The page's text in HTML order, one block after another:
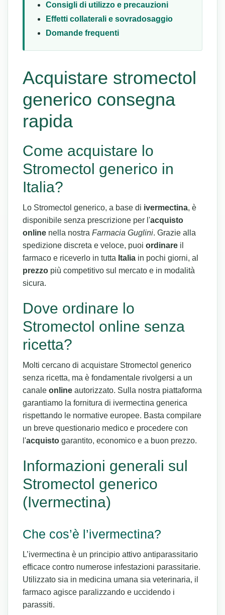
Consigli di utilizzo e precauzioni
Effetti collaterali e sovradosaggio
Domande frequenti
Acquistare stromectol
generico consegna
rapida
Come acquistare lo
Stromectol generico in
Italia?
Lo Stromectol generico, a base di ivermectina, è
disponibile senza prescrizione per l'acquisto
online nella nostra Farmacia Guglini. Grazie alla
spedizione discreta e veloce, puoi ordinare il
farmaco e riceverlo in tutta Italia in pochi giorni, al
prezzo più competitivo sul mercato e in modalità
sicura.
Dove ordinare lo
Stromectol online senza
ricetta?
Molti cercano di acquistare Stromectol generico
senza ricetta, ma è fondamentale rivolgersi a un
canale online autorizzato. Sulla nostra piattaforma
garantiamo la fornitura di ivermectina generica
rispettando le normative europee. Basta compilare
un breve questionario medico e procedere con
l'acquisto garantito, economico e a buon prezzo.
Informazioni generali sul
Stromectol generico
(Ivermectina)
Che cos’è l’ivermectina?
L’ivermectina è un principio attivo antiparassitario
efficace contro numerose infestazioni parassitarie.
Utilizzato sia in medicina umana sia veterinaria, il
farmaco agisce paralizzando e uccidendo i
parassiti.